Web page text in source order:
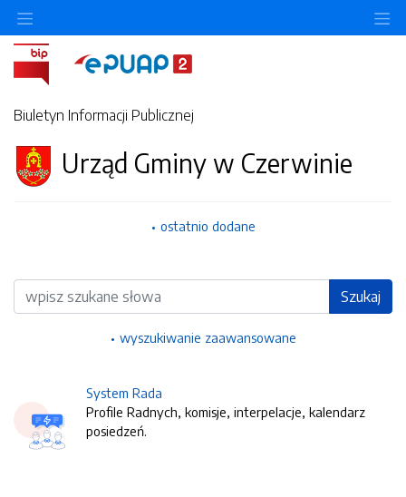
Biuletyn Informacji Publicznej
Urząd Gminy w Czerwinie
ostatnio dodane
Wyszukiwarka Szukaj
wyszukiwanie zaawansowane
System Rada
Profile Radnych, komisje, interpelacje, kalendarz
posiedzeń.